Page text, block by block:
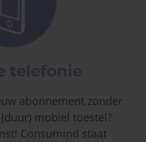
telefonie
abonnement zonder
mobiel toestel?
Consumind staat